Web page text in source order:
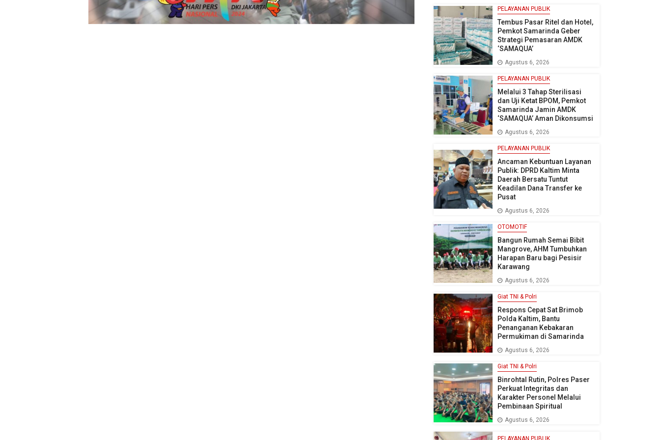
PELAYANAN PUBLIK
Tembus Pasar Ritel dan Hotel,
Pemkot Samarinda Geber
Strategi Pemasaran AMDK
‘SAMAQUA’
Agustus 6, 2026
PELAYANAN PUBLIK
Melalui 3 Tahap Sterilisasi
dan Uji Ketat BPOM, Pemkot
Samarinda Jamin AMDK
‘SAMAQUA’ Aman Dikonsumsi
Agustus 6, 2026
PELAYANAN PUBLIK
Ancaman Kebuntuan Layanan
Publik: DPRD Kaltim Minta
Daerah Bersatu Tuntut
Keadilan Dana Transfer ke
Pusat
Agustus 6, 2026
OTOMOTIF
Bangun Rumah Semai Bibit
Mangrove, AHM Tumbuhkan
Harapan Baru bagi Pesisir
Karawang
Agustus 6, 2026
Giat TNI & Polri
Respons Cepat Sat Brimob
Polda Kaltim, Bantu
Penanganan Kebakaran
Permukiman di Samarinda
Agustus 6, 2026
Giat TNI & Polri
Binrohtal Rutin, Polres Paser
Perkuat Integritas dan
Karakter Personel Melalui
Pembinaan Spiritual
Agustus 6, 2026
PELAYANAN PUBLIK